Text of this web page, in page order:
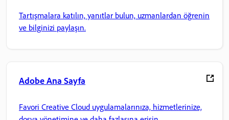
Tartışmalara katılın, yanıtlar bulun, uzmanlardan öğrenin
ve bilginizi paylaşın.
Adobe Ana Sayfa
Favori Creative Cloud uygulamalarınıza, hizmetlerinize,